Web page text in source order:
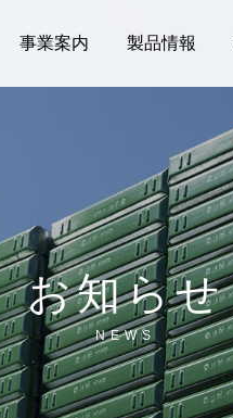
事業案内 製品情報
お知らせ
NEWS